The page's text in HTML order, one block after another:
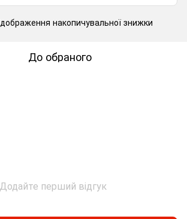
накопичувальної знижки
До обраного
Додайте перший відгук